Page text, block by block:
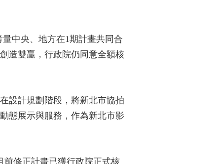
中央、地方在1期計畫共同合
造雙贏，行政院仍同意全額核
設計規劃階段，將新北市協拍
態展示與服務，作為新北市影
前修正計畫已獲行政院正式核